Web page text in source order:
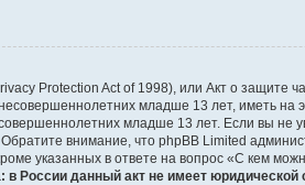
Protection Act of 1998), или Акт о
младше 13 лет, иметь на
младше 13 лет. Если вы не
внимание, что phpBB Limited
указанных в ответе на вопрос «С кем
в России данный акт не имеет юридической